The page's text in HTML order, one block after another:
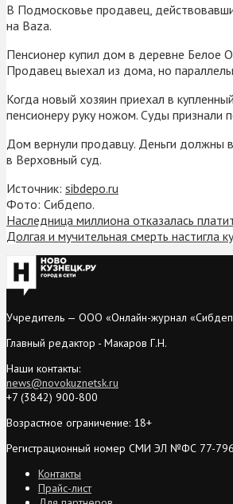
В Подмосковье продавец,
на Baza.
Пенсионер купил дом в деревне Белое
Продавец выехал из дома, но
Когда новый хозяин приехал в
пенсионеру руку ножом. Суды признали
Дом вернули продавцу. Деньги должны
в Верховный суд.
Источник: sibdepo.ru
Фото: Сибдепо.
Наследница миллиона отказалась
Долгая и мучительная смерть
Учредитель — ООО «Онлайн-журнал
Главный редактор - Макаров Г.Н.
Наши контакты:
news@novokuznetsk.ru
+7 (3842) 900-800
Возрастное ограничение: 18+
Регистрационный номер СМИ ЭЛ №ФС 77-
Контакты
Прайс-лист